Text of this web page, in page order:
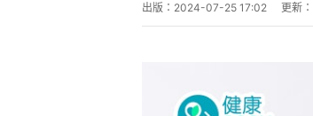
出版： 2024-07-25 17:02 更新：